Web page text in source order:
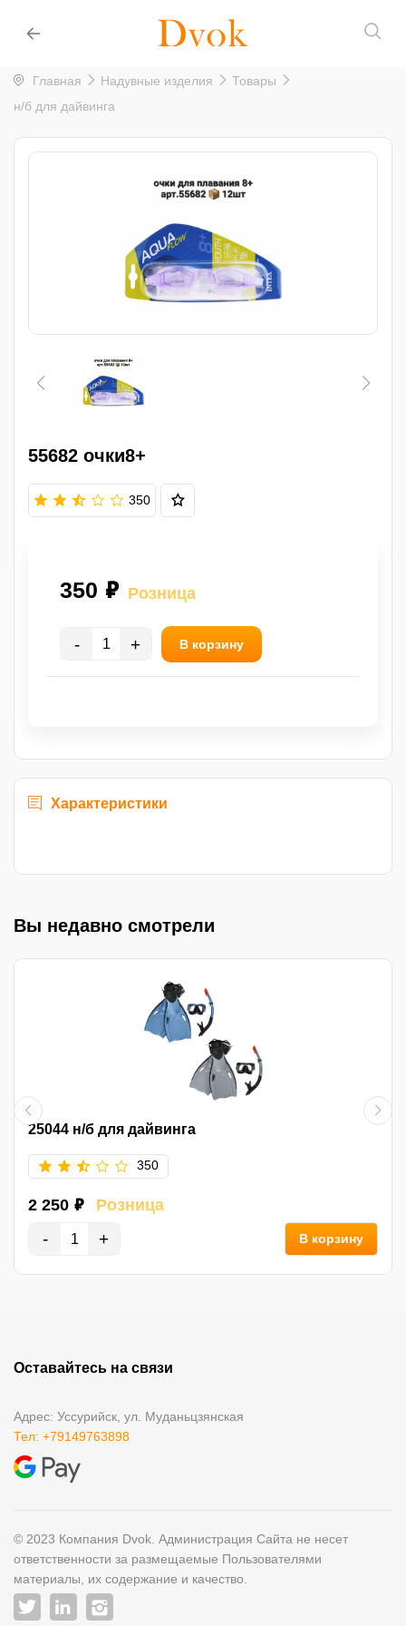
Главная Надувные изделия
Товары
н/б для дайвинга
55682 очки8+
350
350 ₽ Розница
- + В корзину
Характеристики
Вы недавно смотрели
25044 н/б для дайвинга
350
2 250 ₽ Розница
- + В корзину
Оставайтесь на связи
Адрес: Уссурийск, ул. Муданьцзянская
Тел: +79149763898
© 2023 Компания Dvok. Администрация Сайта не несет
ответственности за размещаемые Пользователями
материалы, их содержание и качество.